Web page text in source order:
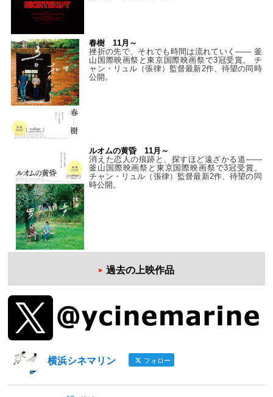
春樹 11月～
挫折の先で、それでも時間は流れていく—— 釜
山国際映画祭と東京国際映画祭で3冠受賞。 チ
ャン・リュル（張律）監督最新2作、待望の同時
公開。
ルオムの黄昏 11月～
消えた恋人の痕跡と、探すほど遠ざかる道——
釜山国際映画祭と東京国際映画祭で3冠受賞。
チャン・リュル（張律）監督最新2作、待望の同
時公開。
過去の上映作品
横浜シネマリン フォロー